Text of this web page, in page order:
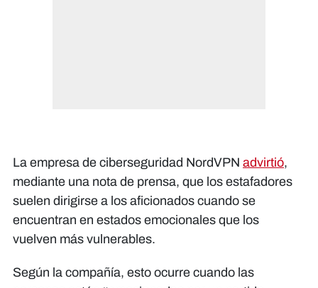
La empresa de ciberseguridad NordVPN advirtió,
mediante una nota de prensa, que los estafadores
suelen dirigirse a los aficionados cuando se
encuentran en estados emocionales que los
vuelven más vulnerables.
Según la compañía, esto ocurre cuando las